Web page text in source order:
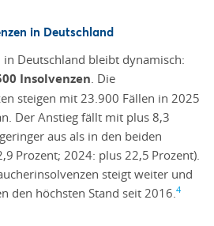
in Deutschland
in Deutschland bleibt dynamisch:
Insolvenzen . Die
steigen mit 23.900 Fällen in 2025
Der Anstieg fällt mit plus 8,3
aus als in den beiden
Prozent; 2024: plus 22,5 Prozent).
steigt weiter und
den höchsten Stand seit 2016. 4